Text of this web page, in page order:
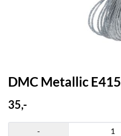
DMC Metallic E415
35,-
-